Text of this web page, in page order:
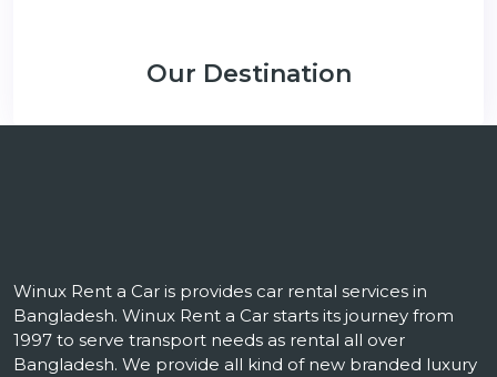
Our Destination
Winux Rent a Car is provides car rental services in
Bangladesh. Winux Rent a Car starts its journey from
1997 to serve transport needs as rental all over
Bangladesh. We provide all kind of new branded luxury